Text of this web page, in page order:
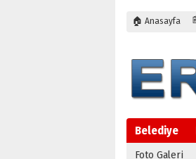
🏠 Anasayfa
Belediye
Foto Galeri